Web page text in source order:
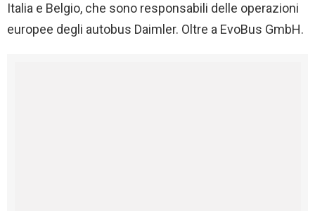
Italia e Belgio, che sono responsabili delle operazioni
europee degli autobus Daimler. Oltre a EvoBus GmbH.